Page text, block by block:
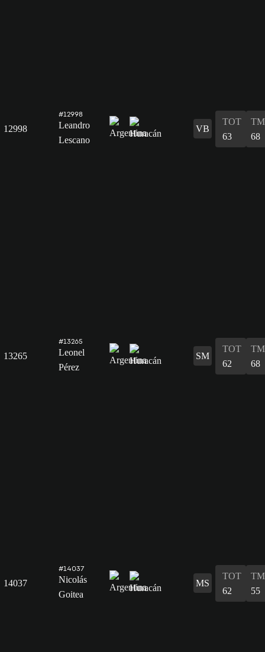
12998
#12998
Leandro
Lescano
VB
TOT
63
68
13265
#13265
Leonel
Pérez
SM
TOT
62
68
14037
#14037
Nicolás
Goitea
MS
TOT
62
55